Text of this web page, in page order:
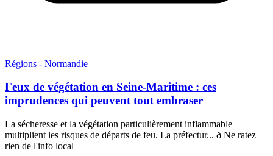
Régions - Normandie
Feux de végétation en Seine-Maritime : ces
imprudences qui peuvent tout embraser
La sécheresse et la végétation particulièrement inflammable
multiplient les risques de départs de feu. La préfectur... ð Ne ratez
rien de l'info local